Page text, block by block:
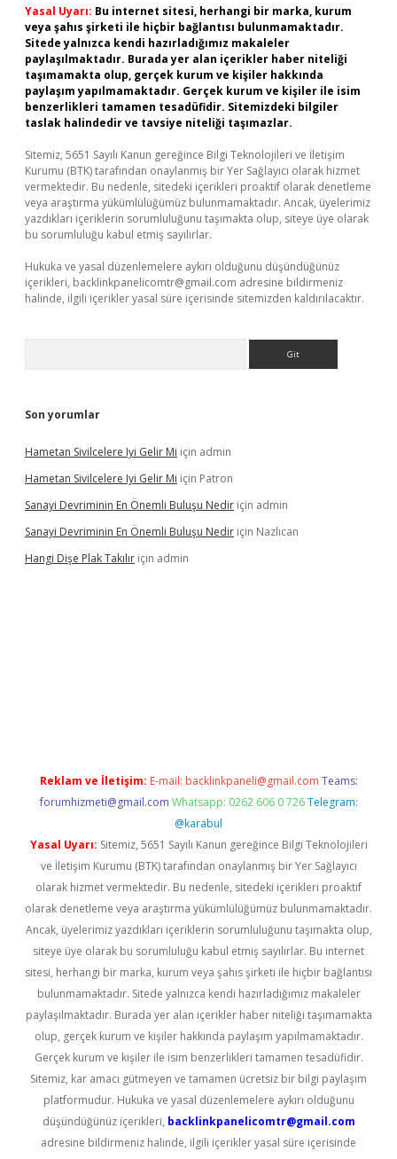
Yasal Uyarı: Bu internet sitesi, herhangi bir marka, kurum
veya şahıs şirketi ile hiçbir bağlantısı bulunmamaktadır.
Sitede yalnızca kendi hazırladığımız makaleler
paylaşılmaktadır. Burada yer alan içerikler haber niteliği
taşımamakta olup, gerçek kurum ve kişiler hakkında
paylaşım yapılmamaktadır. Gerçek kurum ve kişiler ile isim
benzerlikleri tamamen tesadüfidir. Sitemizdeki bilgiler
taslak halindedir ve tavsiye niteliği taşımazlar.
Sitemiz, 5651 Sayılı Kanun gereğince Bilgi Teknolojileri ve İletişim
Kurumu (BTK) tarafından onaylanmış bir Yer Sağlayıcı olarak hizmet
vermektedir. Bu nedenle, sitedeki içerikleri proaktif olarak denetleme
veya araştırma yükümlülüğümüz bulunmamaktadır. Ancak, üyelerimiz
yazdıkları içeriklerin sorumluluğunu taşımakta olup, siteye üye olarak
bu sorumluluğu kabul etmiş sayılırlar.
Hukuka ve yasal düzenlemelere aykırı olduğunu düşündüğünüz
içerikleri, backlinkpanelicomtr@gmail.com adresine bildirmeniz
halinde, ilgili içerikler yasal süre içerisinde sitemizden kaldırılacaktır.
Son yorumlar
Hametan Sivilcelere Iyi Gelir Mi için admin
Hametan Sivilcelere Iyi Gelir Mi için Patron
Sanayi Devriminin En Önemli Buluşu Nedir için admin
Sanayi Devriminin En Önemli Buluşu Nedir için Nazlıcan
Hangi Dişe Plak Takılır için admin
Reklam ve İletişim: E-mail: backlinkpaneli@gmail.com Teams:
forumhizmeti@gmail.com Whatsapp: 0262 606 0 726 Telegram:
@karabul
Yasal Uyarı: Sitemiz, 5651 Sayılı Kanun gereğince Bilgi Teknolojileri
ve İletişim Kurumu (BTK) tarafından onaylanmış bir Yer Sağlayıcı
olarak hizmet vermektedir. Bu nedenle, sitedeki içerikleri proaktif
olarak denetleme veya araştırma yükümlülüğümüz bulunmamaktadır.
Ancak, üyelerimiz yazdıkları içeriklerin sorumluluğunu taşımakta olup,
siteye üye olarak bu sorumluluğu kabul etmiş sayılırlar. Bu internet
sitesi, herhangi bir marka, kurum veya şahıs şirketi ile hiçbir bağlantısı
bulunmamaktadır. Sitede yalnızca kendi hazırladığımız makaleler
paylaşılmaktadır. Burada yer alan içerikler haber niteliği taşımamakta
olup, gerçek kurum ve kişiler hakkında paylaşım yapılmamaktadır.
Gerçek kurum ve kişiler ile isim benzerlikleri tamamen tesadüfidir.
Sitemiz, kar amacı gütmeyen ve tamamen ücretsiz bir bilgi paylaşım
platformudur. Hukuka ve yasal düzenlemelere aykırı olduğunu
düşündüğünüz içerikleri, backlinkpanelicomtr@gmail.com
adresine bildirmeniz halinde, ilgili içerikler yasal süre içerisinde